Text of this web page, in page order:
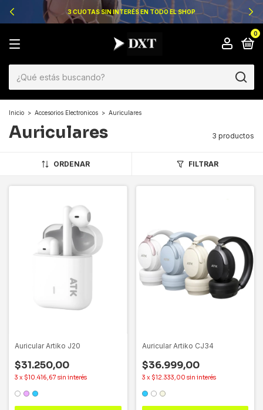
3 CUOTAS SIN INTERÉS EN TODO EL SHOP
0
Inicio > Accesorios Electronicos > Auriculares
Auriculares 3 productos
ORDENAR FILTRAR
Auricular Artiko J20
$31.250,00
3 x $10.416,67 sin interés
Auricular Artiko CJ34
$36.999,00
3 x $12.333,00 sin interés